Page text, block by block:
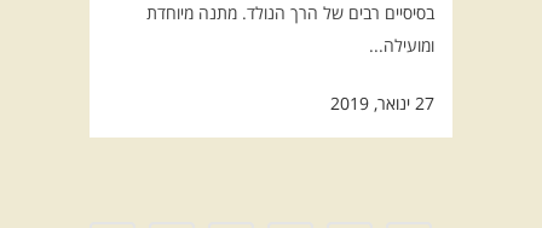
בסיסיים רבים של הרך הנולד. מתנה מיוחדת
ומועילה...
27 ינואר, 2019